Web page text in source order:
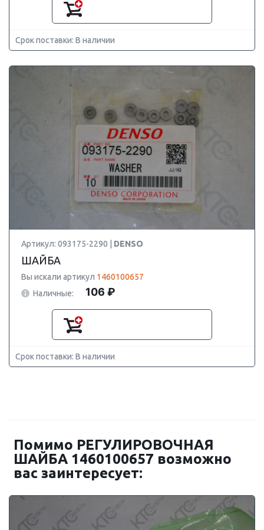
Срок поставки: В наличии
Артикул: 093175-2290 | DENSO
ШАЙБА
Вы искали артикул 1460100657
Наличные:
106 ₽
Срок поставки: В наличии
Помимо РЕГУЛИРОВОЧНАЯ
ШАЙБА 1460100657 возможно
вас заинтересует: